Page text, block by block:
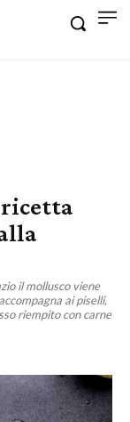
ricetta
il mollusco viene
ai piselli,
riempito con carne